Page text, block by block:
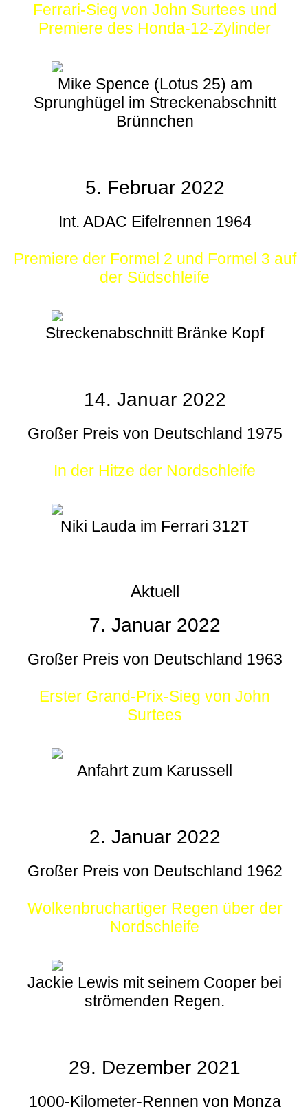
Ferrari-Sieg von John Surtees und
Premiere des Honda-12-Zylinder
Mike Spence (Lotus 25) am
Sprunghügel im Streckenabschnitt
Brünnchen
5. Februar 2022
Int. ADAC Eifelrennen 1964
Premiere der Formel 2 und Formel 3 auf
der Südschleife
Streckenabschnitt Bränke Kopf
14. Januar 2022
Großer Preis von Deutschland 1975
In der Hitze der Nordschleife
Niki Lauda im Ferrari 312T
Aktuell
7. Januar 2022
Großer Preis von Deutschland 1963
Erster Grand-Prix-Sieg von John
Surtees
Anfahrt zum Karussell
2. Januar 2022
Großer Preis von Deutschland 1962
Wolkenbruchartiger Regen über der
Nordschleife
Jackie Lewis mit seinem Cooper bei
strömenden Regen.
29. Dezember 2021
1000-Kilometer-Rennen von Monza